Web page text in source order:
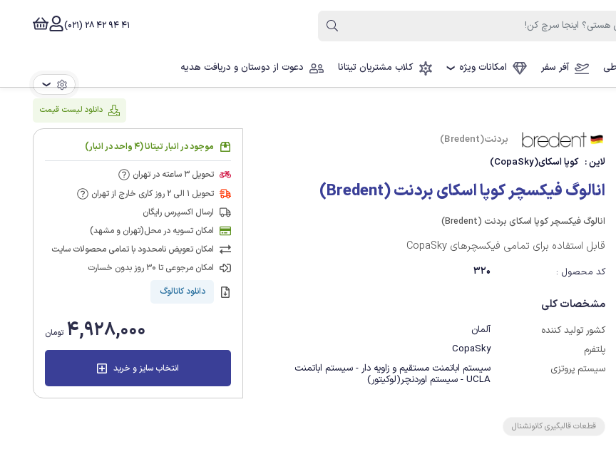
41 94 42 28 (021)
آفر سفر امکانات ویژه ❯ کلاب مشتریان تیتانا دعوت از دوستان و دریافت هدیه
❯
دانلود لیست قیمت
بردنت(Bredent)
لاین : کوپا اسکای(CopaSky)
انالوگ فیکسچر کوپا اسکای بردنت (Bredent)
انالوگ فیکسچر کوپا اسکای بردنت (Bredent)
قابل استفاده برای تمامی فیکسچرهای CopaSky
کد محصول : 320
مشخصات کلی
کشور تولید کننده
آلمان
پلتفرم
CopaSky
سیستم پروتزی
سیستم اباتمنت مستقیم و زاویه دار - سیستم اباتمنت
UCLA - سیستم اوردنچر(لوکیتور)
قطعات قالبگیری کانونشنال
موجود در انبار تیتانا (4 واحد در انبار)
تحویل 3 ساعته در تهران
تحویل 1 الی 2 روز کاری خارج از تهران
ارسال اکسپرس رایگان
امکان تسویه در محل(تهران و مشهد)
امکان تعویض نامحدود با تمامی محصولات سایت
امکان مرجوعی تا 30 روز بدون خسارت
دانلود کاتالوگ
4,928,000 تومان
انتخاب سایز و خرید